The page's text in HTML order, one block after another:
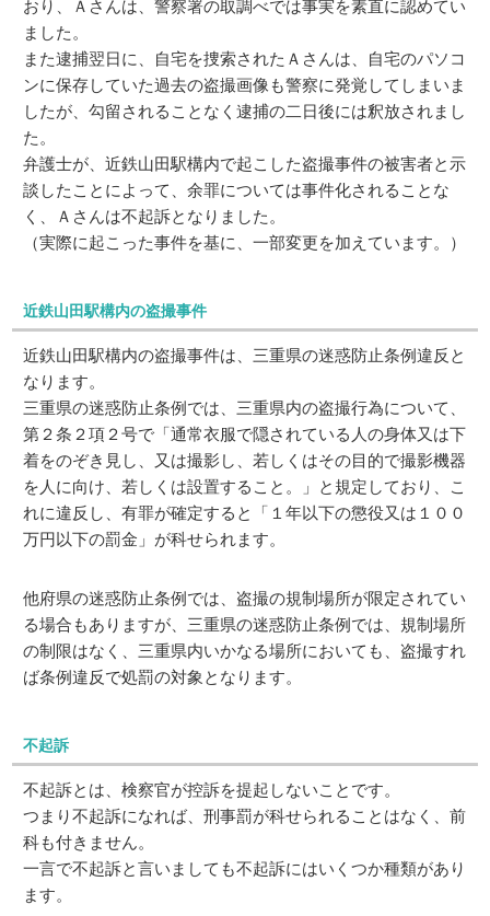
おり、Ａさんは、警察署の取調べでは事実を素直に認めてい
ました。
また逮捕翌日に、自宅を捜索されたＡさんは、自宅のパソコ
ンに保存していた過去の盗撮画像も警察に発覚してしまいま
したが、勾留されることなく逮捕の二日後には釈放されまし
た。
弁護士が、近鉄山田駅構内で起こした盗撮事件の被害者と示
談したことによって、余罪については事件化されることな
く、Ａさんは不起訴となりました。
（実際に起こった事件を基に、一部変更を加えています。）
近鉄山田駅構内の盗撮事件
近鉄山田駅構内の盗撮事件は、三重県の迷惑防止条例違反と
なります。
三重県の迷惑防止条例では、三重県内の盗撮行為について、
第２条２項２号で「通常衣服で隠されている人の身体又は下
着をのぞき見し、又は撮影し、若しくはその目的で撮影機器
を人に向け、若しくは設置すること。」と規定しており、こ
れに違反し、有罪が確定すると「１年以下の懲役又は１００
万円以下の罰金」が科せられます。
他府県の迷惑防止条例では、盗撮の規制場所が限定されてい
る場合もありますが、三重県の迷惑防止条例では、規制場所
の制限はなく、三重県内いかなる場所においても、盗撮すれ
ば条例違反で処罰の対象となります。
不起訴
不起訴とは、検察官が控訴を提起しないことです。
つまり不起訴になれば、刑事罰が科せられることはなく、前
科も付きません。
一言で不起訴と言いましても不起訴にはいくつか種類があり
ます。